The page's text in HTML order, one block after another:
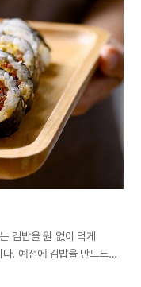
아빠는 항상 바빴다. 게다가
종일 주무실 때가 많았기
아빠는 우리를 사랑하지
를 이해할 수 없었다.
을 들여놓고 보니 아빠가
며 견뎠을 외로움,
김밥을 원 없이 먹게
. 예전에 김밥을 만드느라
먹는 게 아니다’라고